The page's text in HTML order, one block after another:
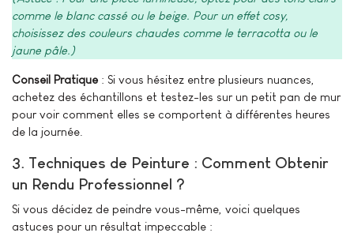
comme le blanc cassé ou le beige. Pour un effet cosy,
choisissez des couleurs chaudes comme le terracotta ou le
jaune pâle.)
Conseil Pratique : Si vous hésitez entre plusieurs nuances,
achetez des échantillons et testez-les sur un petit pan de mur
pour voir comment elles se comportent à différentes heures
de la journée.
3. Techniques de Peinture : Comment Obtenir
un Rendu Professionnel ?
Si vous décidez de peindre vous-même, voici quelques
astuces pour un résultat impeccable :